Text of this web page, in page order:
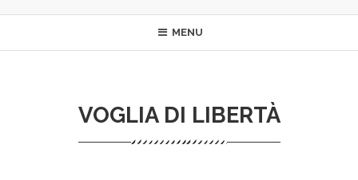
MENU
VOGLIA DI LIBERTÀ